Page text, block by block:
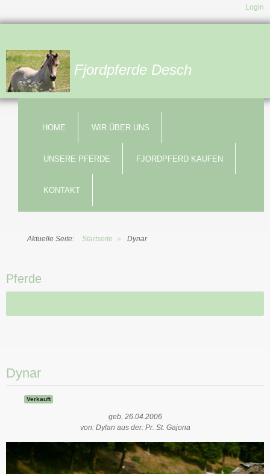
Login
Fjordpferde Desch
HOME WIR ÜBER UNS
UNSERE PFERDE FJORDPFERD KAUFEN
KONTAKT
Aktuelle Seite: Startseite » Dynar
Pferde
Dynar
Verkauft
geb. 26.04.2006
von: Dylan aus der: Pr. St. Gajona